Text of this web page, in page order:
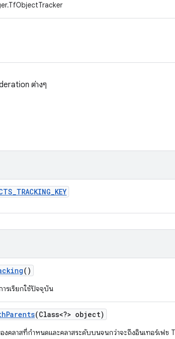
ต่างๆ
_TRACKING_KEY
()
รเรียกใช้ปัจจุบัน
Parents(Class<?> object)
งคลาสที่กำหนดและคลาสระดับบนจนกว่าจะถึงอินเทอร์เฟซ